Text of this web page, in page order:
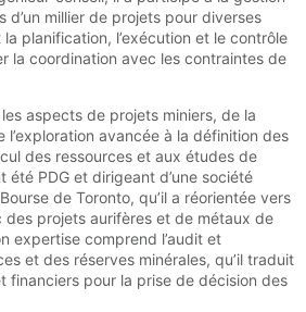
d’un millier de projets pour diverses
planification, l’exécution et le contrôle
la coordination avec les contraintes de
aspects de projets miniers, de la
avancée à la définition des
des ressources et aux études de
été PDG et dirigeant d’une société
de Toronto, qu’il a réorientée vers
des projets aurifères et de métaux de
expertise comprend l’audit et
et des réserves minérales, qu’il traduit
financiers pour la prise de décision des